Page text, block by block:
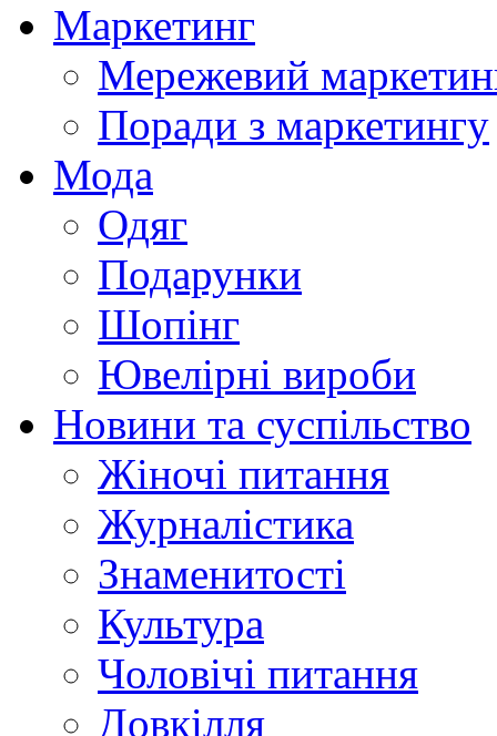
Маркетинг
Мережевий
Поради з маркетингу
Мода
Одяг
Подарунки
Шопінг
Ювелірні вироби
Новини та суспільство
Жіночі питання
Журналістика
Знаменитості
Культура
Чоловічі питання
Довкілля